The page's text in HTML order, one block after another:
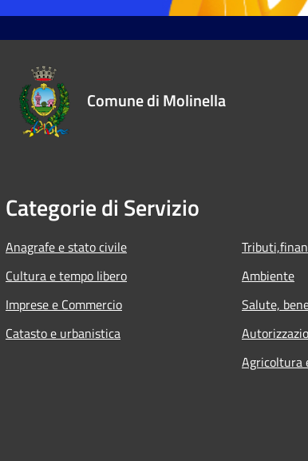
Comune di Molinella
Categorie di Servizio
Anagrafe e stato civile
Cultura e tempo libero
Imprese e Commercio
Catasto e urbanistica
Ambiente
Salute,
Agricoltura